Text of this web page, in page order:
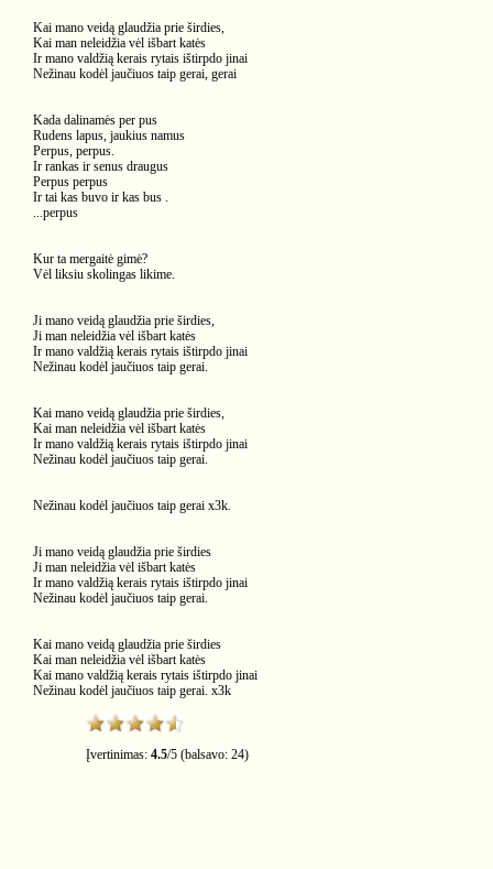
Kai mano veidą glaudžia prie širdies,
Kai man neleidžia vėl išbart katės
Ir mano valdžią kerais rytais ištirpdo jinai
Nežinau kodėl jaučiuos taip gerai, gerai
Kada dalinamės per pus
Rudens lapus, jaukius namus
Perpus, perpus.
Ir rankas ir senus draugus
Perpus perpus
Ir tai kas buvo ir kas bus .
...perpus
Kur ta mergaitė gimė?
Vėl liksiu skolingas likime.
Ji mano veidą glaudžia prie širdies,
Ji man neleidžia vėl išbart katės
Ir mano valdžią kerais rytais ištirpdo jinai
Nežinau kodėl jaučiuos taip gerai.
Kai mano veidą glaudžia prie širdies,
Kai man neleidžia vėl išbart katės
Ir mano valdžią kerais rytais ištirpdo jinai
Nežinau kodėl jaučiuos taip gerai.
Nežinau kodėl jaučiuos taip gerai x3k.
Ji mano veidą glaudžia prie širdies
Ji man neleidžia vėl išbart katės
Ir mano valdžią kerais rytais ištirpdo jinai
Nežinau kodėl jaučiuos taip gerai.
Kai mano veidą glaudžia prie širdies
Kai man neleidžia vėl išbart katės
Kai mano valdžią kerais rytais ištirpdo jinai
Nežinau kodėl jaučiuos taip gerai. x3k
Įvertinimas: 4.5/5 (balsavo: 24)